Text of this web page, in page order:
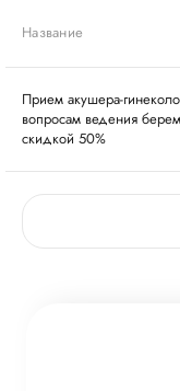
Название
Прием акушера-
вопросам ведения
скидкой 50%